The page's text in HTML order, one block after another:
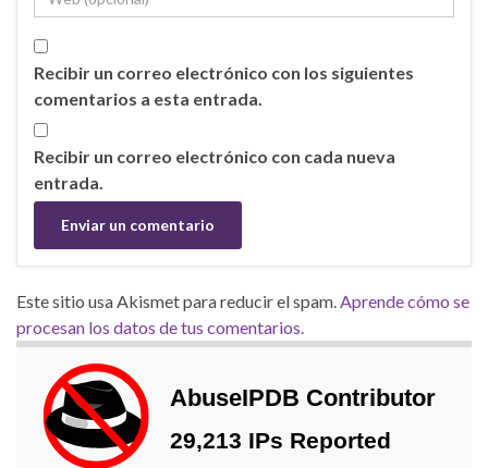
Recibir un correo electrónico con los siguientes
comentarios a esta entrada.
Recibir un correo electrónico con cada nueva
entrada.
Este sitio usa Akismet para reducir el spam. Aprende cómo se
procesan los datos de tus comentarios.